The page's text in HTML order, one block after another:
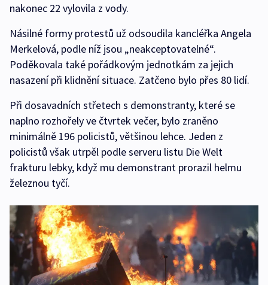
nakonec 22 vylovila z vody.
Násilné formy protestů už odsoudila kancléřka Angela
Merkelová, podle níž jsou „neakceptovatelné“.
Poděkovala také pořádkovým jednotkám za jejich
nasazení při klidnění situace. Zatčeno bylo přes 80 lidí.
Při dosavadních střetech s demonstranty, které se
naplno rozhořely ve čtvrtek večer, bylo zraněno
minimálně 196 policistů, většinou lehce. Jeden z
policistů však utrpěl podle serveru listu Die Welt
frakturu lebky, když mu demonstrant prorazil helmu
železnou tyčí.